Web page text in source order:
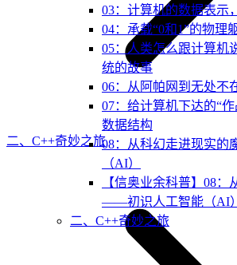
03：计算机的数据表示
04：承载“0和1”的物理
05：人类怎么跟计算机
统的故事
06：从阿帕网到无处不
07：给计算机下达的“
数据结构
08：从科幻走进现实
（AI）
【信奥业余科普】08
——初识人工智能（AI）
二、C++奇妙之旅
二、C++奇妙之旅